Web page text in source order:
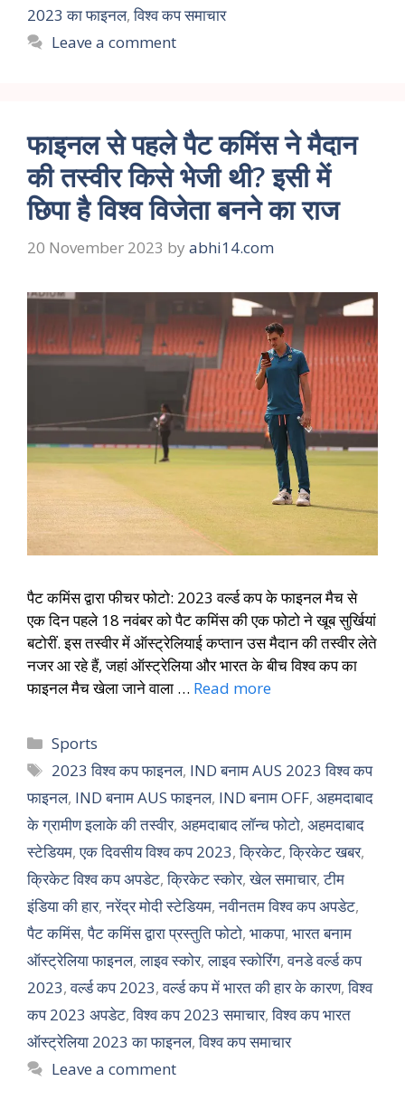
2023 का फाइनल,विश्व कप समाचार
Leave a comment
फाइनल से पहले पैट कमिंस ने मैदान
की तस्वीर किसे भेजी थी? इसी में
छिपा है विश्व विजेता बनने का राज
20 November 2023 by abhi14.com
पैट कमिंस द्वारा फीचर फोटो: 2023 वर्ल्ड कप के फाइनल मैच से
एक दिन पहले 18 नवंबर को पैट कमिंस की एक फोटो ने खूब सुर्खियां
बटोरीं. इस तस्वीर में ऑस्ट्रेलियाई कप्तान उस मैदान की तस्वीर लेते
नजर आ रहे हैं, जहां ऑस्ट्रेलिया और भारत के बीच विश्व कप का
फाइनल मैच खेला जाने वाला … Read more
Sports
2023 विश्व कप फाइनल, IND बनाम AUS 2023 विश्व कप
फाइनल, IND बनाम AUS फाइनल, IND बनाम OFF, अहमदाबाद
के ग्रामीण इलाके की तस्वीर, अहमदाबाद लॉन्च फोटो, अहमदाबाद
स्टेडियम,एक दिवसीय विश्व कप 2023,क्रिकेट,क्रिकेट खबर,
क्रिकेट विश्व कप अपडेट,क्रिकेट स्कोर,खेल समाचार,टीम
इंडिया की हार,नरेंद्र मोदी स्टेडियम,नवीनतम विश्व कप अपडेट,
पैट कमिंस,पैट कमिंस द्वारा प्रस्तुति फोटो, भाकपा, भारत बनाम
ऑस्ट्रेलिया फाइनल,लाइव स्कोर,लाइव स्कोरिंग,वनडे वर्ल्ड कप
2023,वर्ल्ड कप 2023,वर्ल्ड कप में भारत की हार के कारण,विश्व
कप 2023 अपडेट,विश्व कप 2023 समाचार,विश्व कप भारत
ऑस्ट्रेलिया 2023 का फाइनल,विश्व कप समाचार
Leave a comment